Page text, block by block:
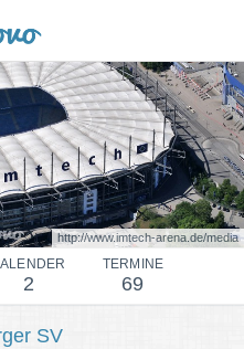
http://www.imtech-arena.de/media
2
TERMINE
69
SV